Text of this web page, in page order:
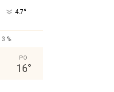
4.7°
3 %
PO
16°